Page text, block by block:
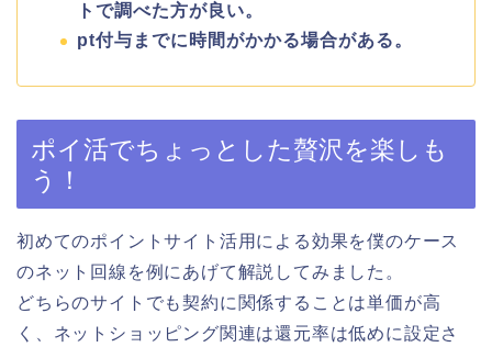
トで調べた方が良い。
pt付与までに時間がかかる場合がある。
ポイ活でちょっとした贅沢を楽しも
う！
初めてのポイントサイト活用による効果を僕のケース
のネット回線を例にあげて解説してみました。
どちらのサイトでも契約に関係することは単価が高
く、ネットショッピング関連は還元率は低めに設定さ